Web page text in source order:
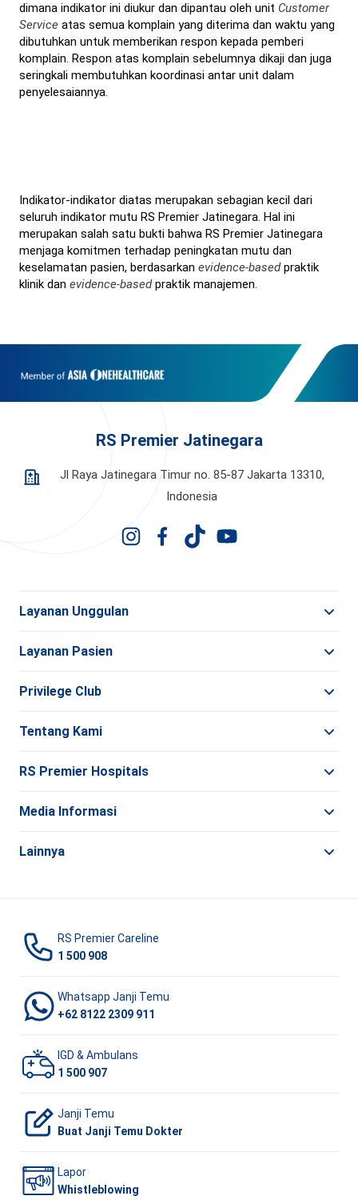
dimana indikator ini diukur dan dipantau oleh unit Customer
Service atas semua komplain yang diterima dan waktu yang
dibutuhkan untuk memberikan respon kepada pemberi
komplain. Respon atas komplain sebelumnya dikaji dan juga
seringkali membutuhkan koordinasi antar unit dalam
penyelesaiannya.
Indikator-indikator diatas merupakan sebagian kecil dari
seluruh indikator mutu RS Premier Jatinegara. Hal ini
merupakan salah satu bukti bahwa RS Premier Jatinegara
menjaga komitmen terhadap peningkatan mutu dan
keselamatan pasien, berdasarkan evidence-basedpraktik
klinik dan evidence-basedpraktik manajemen.
RS Premier Jatinegara
Jl Raya Jatinegara Timur no. 85-87 Jakarta 13310,
Indonesia
Layanan Unggulan
Layanan Pasien
Privilege Club
Tentang Kami
RS Premier Hospitals
Media Informasi
Lainnya
RS Premier Careline
1 500 908
Whatsapp Janji Temu
+62 8122 2309 911
IGD & Ambulans
1 500 907
Janji Temu
Buat Janji Temu Dokter
Lapor
Whistleblowing